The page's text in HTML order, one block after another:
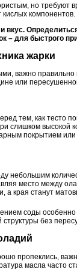
но требуют
компонентов.
вкус.
– для быстрого
жарки
важно правильно
или
тем, как тесто
слишком высокой
покрытием
небольшим
место между
а края станут
соды
без
пропеклись,
масла часто